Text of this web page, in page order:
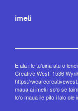
imeli
E ala i le tu'uina atu o
Creative West, 1536
https://
maua ai imeli i so'o se
lo'o maua ile pito i lalo ole